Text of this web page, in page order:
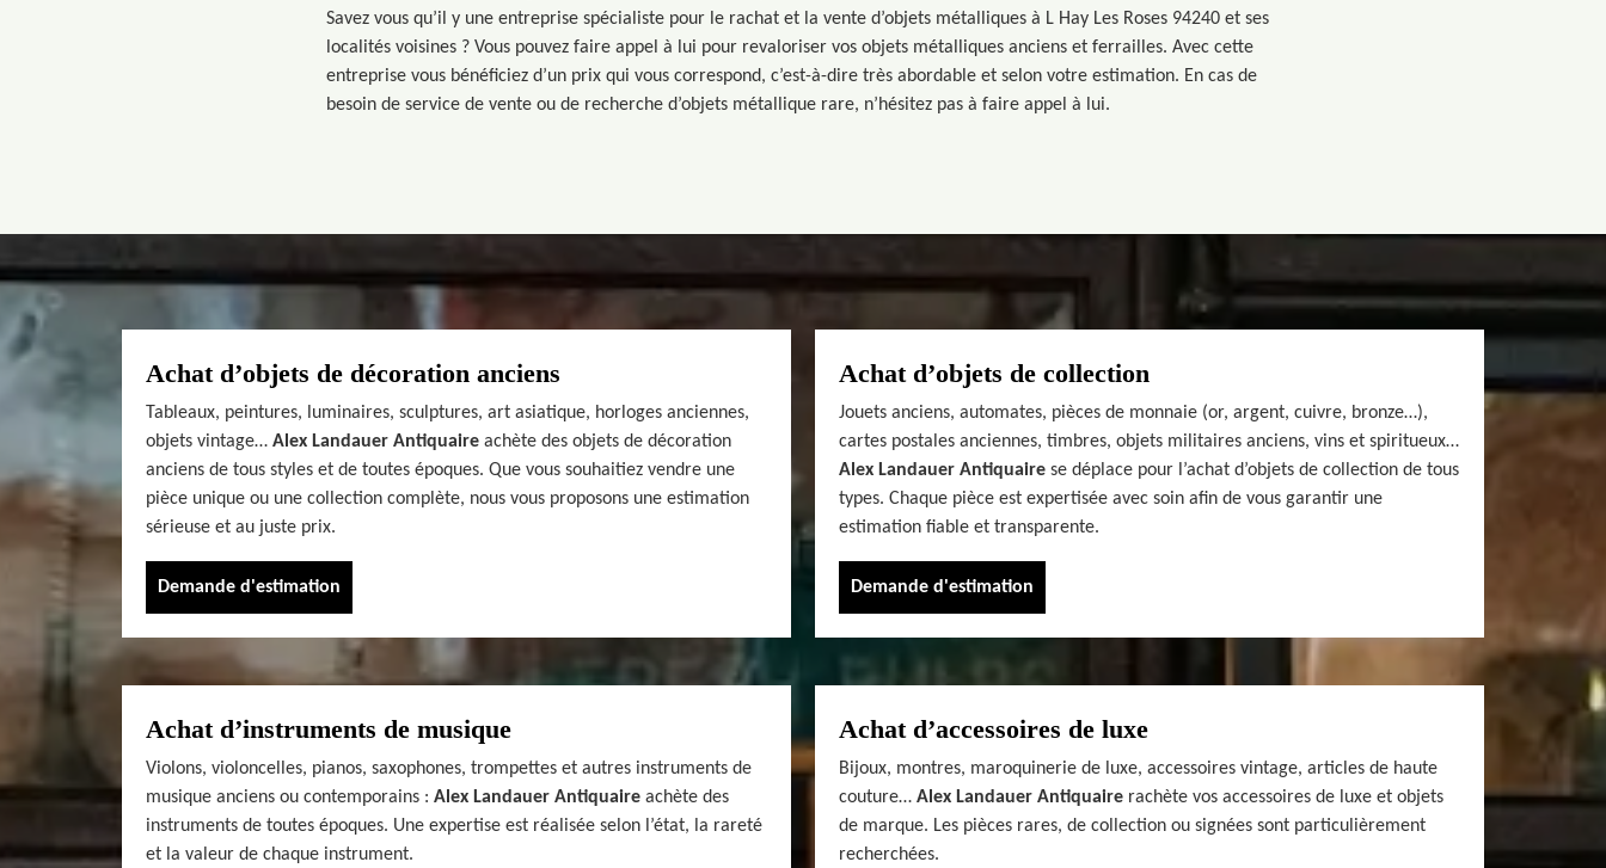
Savez vous qu’il y une entreprise spécialiste pour le rachat et la vente d’objets métalliques à L Hay Les Roses 94240 et ses
localités voisines ? Vous pouvez faire appel à lui pour revaloriser vos objets métalliques anciens et ferrailles. Avec cette
entreprise vous bénéficiez d’un prix qui vous correspond, c’est-à-dire très abordable et selon votre estimation. En cas de
besoin de service de vente ou de recherche d’objets métallique rare, n’hésitez pas à faire appel à lui.
Achat d’objets de décoration anciens
Tableaux, peintures, luminaires, sculptures, art asiatique, horloges anciennes,
objets vintage… Alex Landauer Antiquaire achète des objets de décoration
anciens de tous styles et de toutes époques. Que vous souhaitiez vendre une
pièce unique ou une collection complète, nous vous proposons une estimation
sérieuse et au juste prix.
Demande d'estimation
Achat d’objets de collection
Jouets anciens, automates, pièces de monnaie (or, argent, cuivre, bronze…),
cartes postales anciennes, timbres, objets militaires anciens, vins et spiritueux…
Alex Landauer Antiquaire se déplace pour l’achat d’objets de collection de tous
types. Chaque pièce est expertisée avec soin afin de vous garantir une
estimation fiable et transparente.
Demande d'estimation
Achat d’instruments de musique
Violons, violoncelles, pianos, saxophones, trompettes et autres instruments de
musique anciens ou contemporains : Alex Landauer Antiquaire achète des
instruments de toutes époques. Une expertise est réalisée selon l’état, la rareté
et la valeur de chaque instrument.
Achat d’accessoires de luxe
Bijoux, montres, maroquinerie de luxe, accessoires vintage, articles de haute
couture… Alex Landauer Antiquaire rachète vos accessoires de luxe et objets
de marque. Les pièces rares, de collection ou signées sont particulièrement
recherchées.